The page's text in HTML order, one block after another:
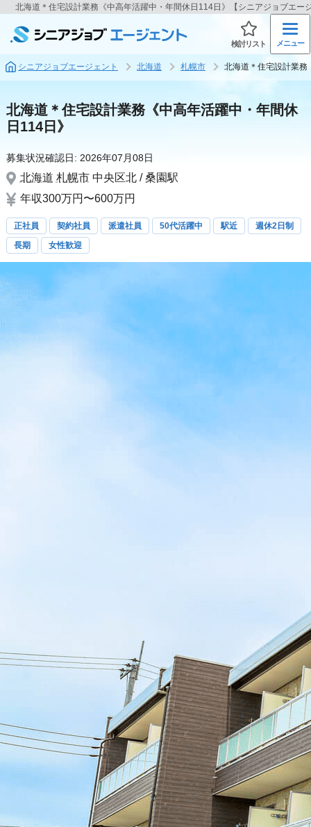
北海道＊住宅設計業務《中高年活躍中・年間休日114日》【シニアジョブエー
検討リスト メニュー
シニアジョブエージェント 北海道 札幌市 北海道＊住宅設計業
北海道＊住宅設計業務《中高年活躍中・年間休
日114日》
募集状況確認日: 2026年07月08日
北海道 札幌市 中央区北 / 桑園駅
年収300万円〜600万円
正社員 契約社員 派遣社員 50代活躍中 駅近
週休2日制
長期
女性歓迎